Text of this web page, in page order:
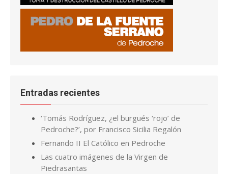
Entradas recientes
‘Tomás Rodríguez, ¿el burgués ‘rojo’ de
Pedroche?’, por Francisco Sicilia Regalón
Fernando II El Católico en Pedroche
Las cuatro imágenes de la Virgen de
Piedrasantas